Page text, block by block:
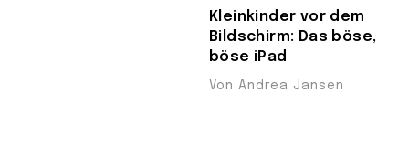
Kleinkinder vor dem
Bildschirm: Das böse,
böse iPad
Von Andrea Jansen